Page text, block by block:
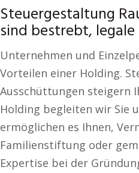
Steuergestaltung
sind bestrebt,
Unternehmen und
Vorteilen einer Holding.
Ausschüttungen steigern
Holding begleiten wir Sie
ermöglichen es Ihnen,
Familienstiftung oder
Expertise bei der